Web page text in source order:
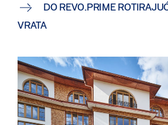
DO REVO.PRIME
VRATA